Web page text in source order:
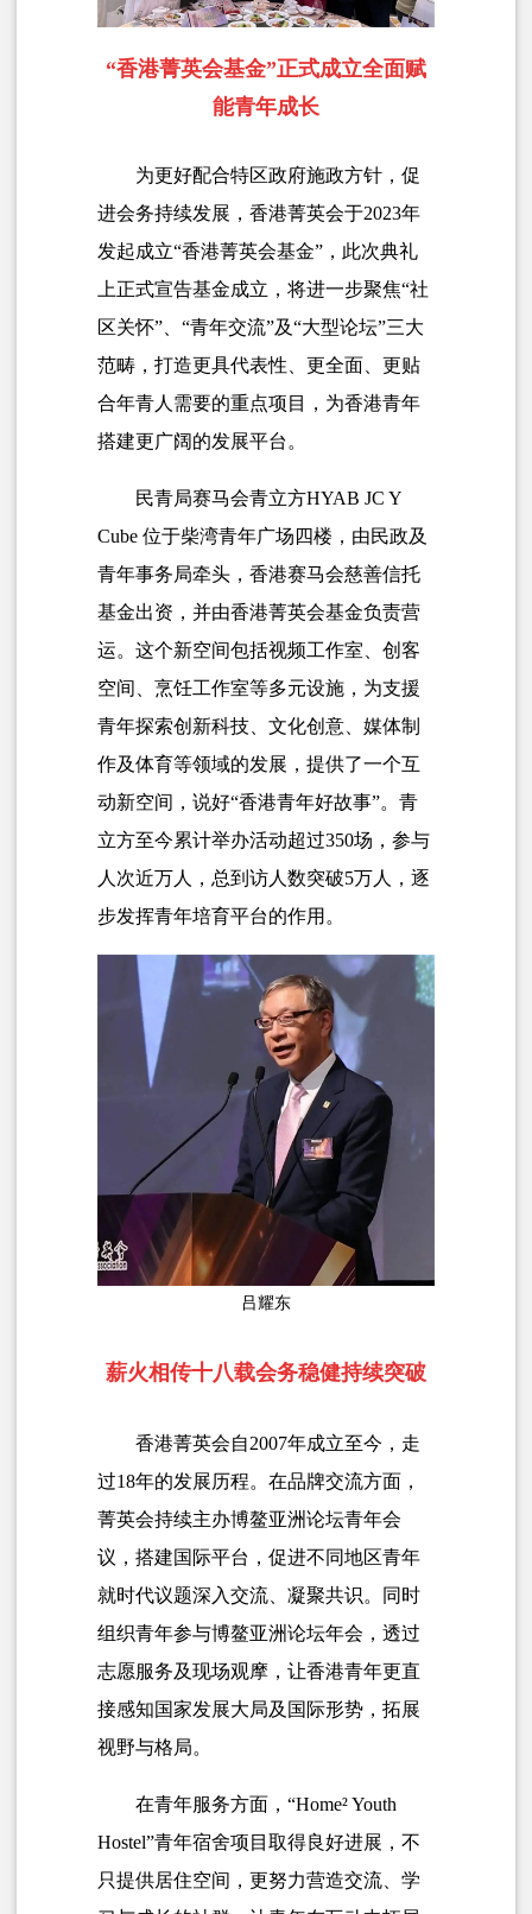
“香港菁英会基金”正式成立全面赋
能青年成长
为更好配合特区政府施政方针，促
进会务持续发展，香港菁英会于2023年
发起成立“香港菁英会基金”，此次典礼
上正式宣告基金成立，将进一步聚焦“社
区关怀”、“青年交流”及“大型论坛”三大
范畴，打造更具代表性、更全面、更贴
合年青人需要的重点项目，为香港青年
搭建更广阔的发展平台。
民青局赛马会青立方HYAB JC Y
Cube 位于柴湾青年广场四楼，由民政及
青年事务局牵头，香港赛马会慈善信托
基金出资，并由香港菁英会基金负责营
运。这个新空间包括视频工作室、创客
空间、烹饪工作室等多元设施，为支援
青年探索创新科技、文化创意、媒体制
作及体育等领域的发展，提供了一个互
动新空间，说好“香港青年好故事”。青
立方至今累计举办活动超过350场，参与
人次近万人，总到访人数突破5万人，逐
步发挥青年培育平台的作用。
吕耀东
薪火相传十八载会务稳健持续突破
香港菁英会自2007年成立至今，走
过18年的发展历程。在品牌交流方面，
菁英会持续主办博鳌亚洲论坛青年会
议，搭建国际平台，促进不同地区青年
就时代议题深入交流、凝聚共识。同时
组织青年参与博鳌亚洲论坛年会，透过
志愿服务及现场观摩，让香港青年更直
接感知国家发展大局及国际形势，拓展
视野与格局。
在青年服务方面，“Home² Youth
Hostel”青年宿舍项目取得良好进展，不
只提供居住空间，更努力营造交流、学